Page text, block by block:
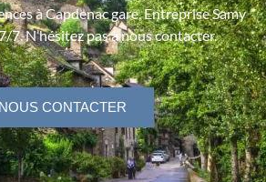
à Capdenac gare, Entreprise Samy
7. N’hésitez pas à nous contacter.
NOUS CONTACTER